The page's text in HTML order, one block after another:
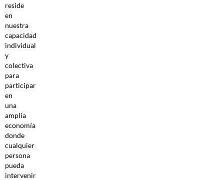
reside
en
nuestra
capacidad
individual
y
colectiva
para
participar
en
una
amplia
economía
donde
cualquier
persona
pueda
intervenir